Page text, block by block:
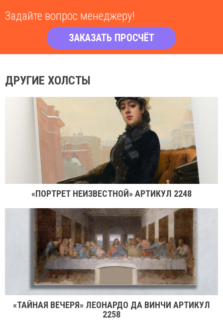
Задайте вопрос менеджеру!
ЗАКАЗАТЬ ПРОСЧЁТ
ДРУГИЕ ХОЛСТЫ
«ПОРТРЕТ НЕИЗВЕСТНОЙ» АРТИКУЛ 2248
«ТАЙНАЯ ВЕЧЕРЯ» ЛЕОНАРДО ДА ВИНЧИ АРТИКУЛ
2258